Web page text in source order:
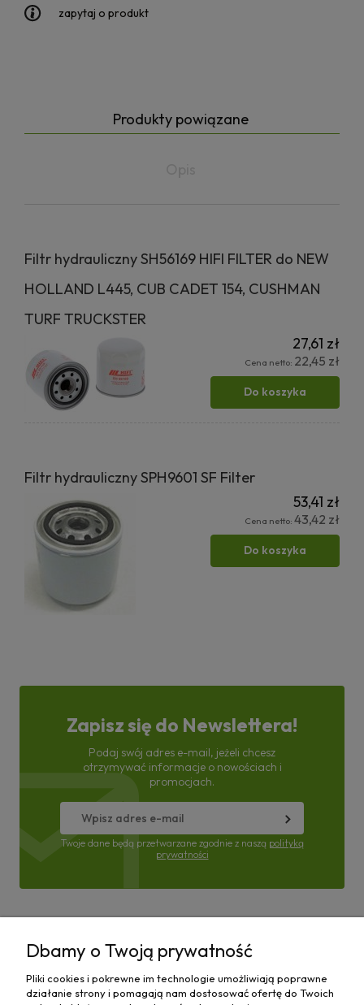
zapytaj o produkt
Produkty powiązane
Filtr hydrauliczny SH56169 HIFI FILTER do NEW
HOLLAND L445, CUB CADET 154, CUSHMAN
TURF TRUCKSTER
27,61 zł
Cena netto: 22,45 zł
Do koszyka
Filtr hydrauliczny SPH9601 SF Filter
53,41 zł
Cena netto: 43,42 zł
Do koszyka
Zapisz się do Newslettera!
Podaj swój adres e-mail, jeżeli chcesz
otrzymywać informacje o nowościach i
promocjach.
Twoje dane będą przetwarzane zgodnie z naszą polityką
prywatności
Moje konto
Dbamy o Twoją prywatność
Pliki cookies i pokrewne im technologie umożliwiają poprawne
działanie strony i pomagają nam dostosować ofertę do Twoich